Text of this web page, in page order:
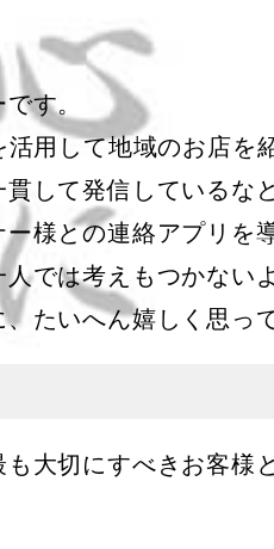
す。
用して地域のお店を
して発信しているな
様との連絡アプリを
では考えもつかない
たいへん嬉しく思っ
大切にすべきお客様